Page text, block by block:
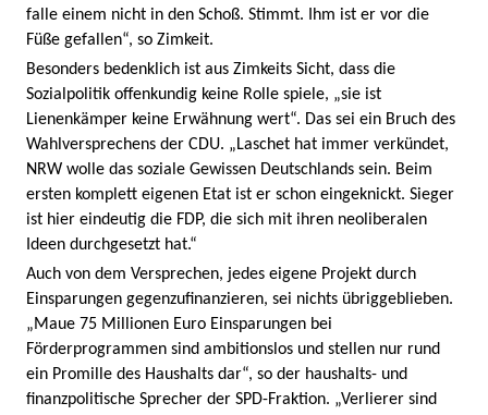
falle einem nicht in den Schoß. Stimmt. Ihm ist er vor die
Füße gefallen“, so Zimkeit.
Besonders bedenklich ist aus Zimkeits Sicht, dass die
Sozialpolitik offenkundig keine Rolle spiele, „sie ist
Lienenkämper keine Erwähnung wert“. Das sei ein Bruch des
Wahlversprechens der CDU. „Laschet hat immer verkündet,
NRW wolle das soziale Gewissen Deutschlands sein. Beim
ersten komplett eigenen Etat ist er schon eingeknickt. Sieger
ist hier eindeutig die FDP, die sich mit ihren neoliberalen
Ideen durchgesetzt hat.“
Auch von dem Versprechen, jedes eigene Projekt durch
Einsparungen gegenzufinanzieren, sei nichts übriggeblieben.
„Maue 75 Millionen Euro Einsparungen bei
Förderprogrammen sind ambitionslos und stellen nur rund
ein Promille des Haushalts dar“, so der haushalts- und
finanzpolitische Sprecher der SPD-Fraktion. „Verlierer sind